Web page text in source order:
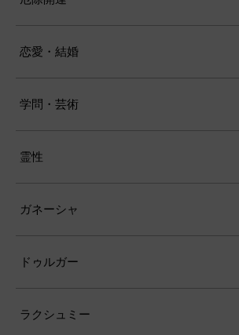
恋愛・結婚
学問・芸術
霊性
ガネーシャ
ドゥルガー
ラクシュミー